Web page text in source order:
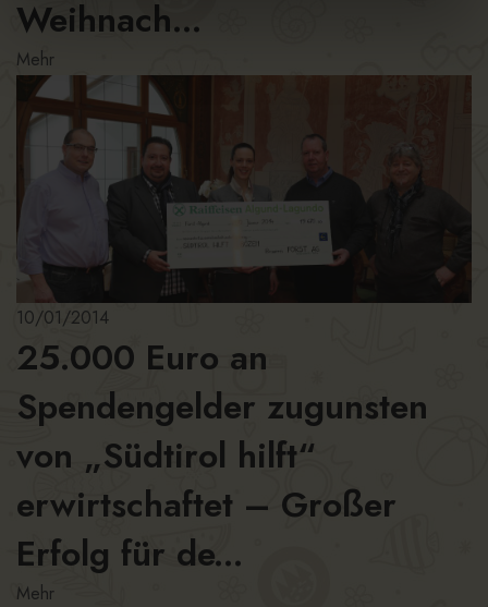
Weihnach...
Mehr
10/01/2014
25.000 Euro an
Spendengelder zugunsten
von „Südtirol hilft“
erwirtschaftet – Großer
Erfolg für de...
Mehr